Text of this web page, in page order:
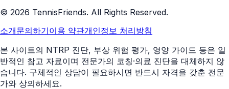
© 2026 TennisFriends. All Rights Reserved.
소개문의하기이용 약관개인정보 처리방침
본 사이트의 NTRP 진단, 부상 위험 평가, 영양 가이드 등은 일
반적인 참고 자료이며 전문가의 코칭·의료 진단을 대체하지 않
습니다. 구체적인 상담이 필요하시면 반드시 자격을 갖춘 전문
가와 상의하세요.